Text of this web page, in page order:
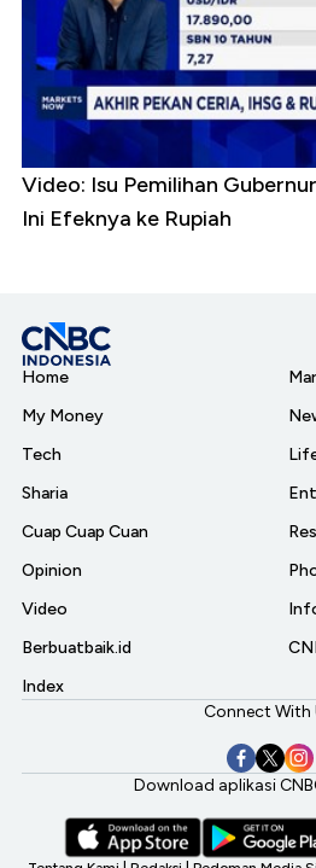
Video: Isu Pemilihan
Ini Efeknya ke Rupiah
Home
My Money
Tech
Sharia
Cuap Cuap Cuan
Opinion
Video
Berbuatbaik.id
Index
Connect With
Download aplikasi